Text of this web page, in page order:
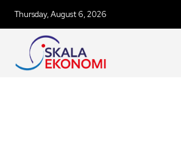
Thursday, August 6, 2026